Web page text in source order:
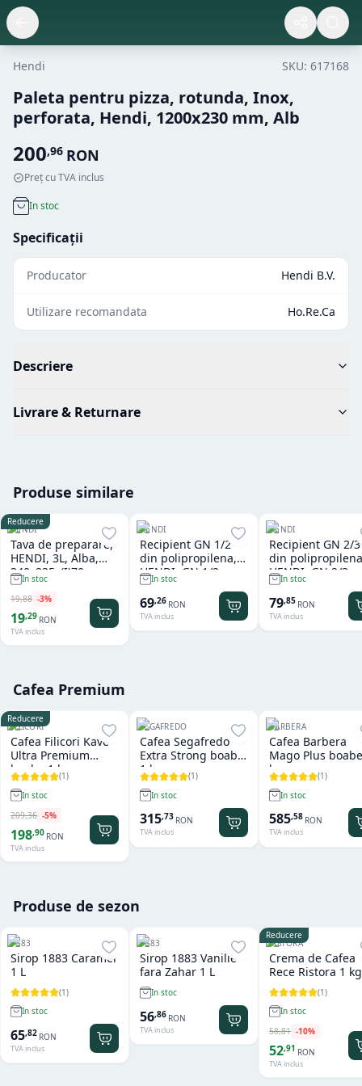
Hendi SKU: 617168
Paleta pentru pizza, rotunda, Inox,
perforata, Hendi, 1200x230 mm, Alb
200,96 RON
Preț cu TVA inclus
In stoc
Specificații
Producator Hendi B.V.
Utilizare recomandata Ho.Re.Ca
Descriere
Livrare & Returnare
Produse similare
Reducere
HENDI
Tava de preparare,
HENDI, 3L, Alba,
340x235x(I)70mm,
Dreptunghiulara
In stoc
19,88 -3%
19,29 RON
TVA inclus
HENDI
Recipient GN 1/2
din polipropilena,
HENDI, GN 1/2,
12,5L, Transparent,
325x265x(H)200mm,
Dreptunghiular
In stoc
69,26 RON
TVA inclus
HENDI
Recipient GN 2/3
din
HENDI, GN 2/3,
13,5L,
Dreptunghiular
In stoc
79,85 RON
TVA inclus
Cafea Premium
Reducere
FILICORI
Cafea Filicori Kave
Ultra Premium
boabe 1 kg
(1)
In stoc
209,36 -5%
198,90 RON
TVA inclus
SEGAFREDO
Cafea Segafredo
Extra Strong boabe
1 kg
(1)
In stoc
315,73 RON
TVA inclus
BARBERA
Cafea Barbera
Mago Plus
kg
(1)
In stoc
585,58 RON
TVA inclus
Produse de sezon
1883
Sirop 1883 Caramel
1 L
(1)
In stoc
65,82 RON
TVA inclus
1883
Sirop 1883 Vanilie
fara Zahar 1 L
In stoc
56,86 RON
TVA inclus
Reducere
RISTORA
Crema de Cafea
Rece Ristora 1 kg
(1)
In stoc
58,81 -10%
52,91 RON
TVA inclus